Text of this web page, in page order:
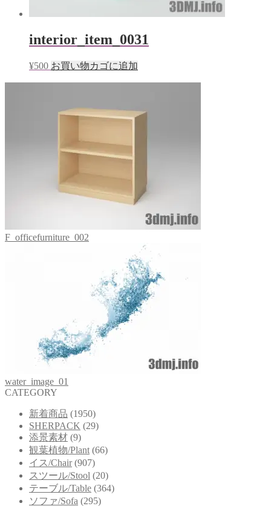
interior_item_0031
¥500 お買い物カゴに追加
F_officefurniture_002
water_image_01
CATEGORY
新着商品 (1950)
SHERPACK (29)
添景素材 (9)
観葉植物/Plant (66)
イス/Chair (907)
スツール/Stool (20)
テーブル/Table (364)
ソファ/Sofa (295)